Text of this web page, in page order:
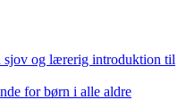
sjov og lærerig introduktion til
for børn i alle aldre